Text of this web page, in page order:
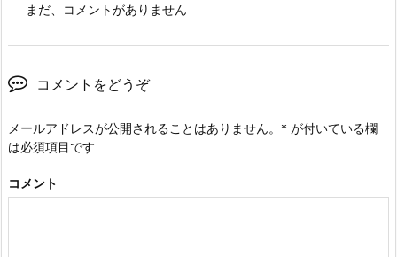
まだ、コメントがありません
コメントをどうぞ
メールアドレスが公開されることはありません。 * が付いている欄
は必須項目です
コメント